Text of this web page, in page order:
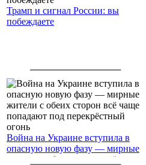
Трамп и сигнал России: вы
побеждаете
Война на Украине вступила в
опасную новую фазу — мирные
жители с обеих сторон всё чаще